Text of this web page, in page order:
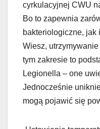
cyrkulacyjnej CWU
Bo to zapewnia
bakteriologiczne, jak
Wiesz, utrzymywanie
tym zakresie to
Legionella – one
Jednocześnie
mogą pojawić się